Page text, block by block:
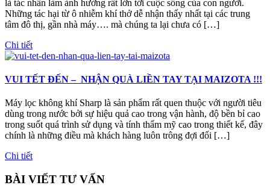
là tác nhân làm ảnh hưởng rất lớn tới cuộc sống của con người.
Những tác hại từ ô nhiễm khí thở dễ nhận thấy nhất tại các trung
tâm đô thị, gần nhà máy…. mà chúng ta lại chưa có […]
Chi tiết
VUI TẾT ĐẾN – NHẬN QUÀ LIỀN TAY TẠI MAIZOTA !!!
Máy lọc không khí Sharp là sản phẩm rất quen thuộc với người tiêu
dùng trong nước bởi sự hiệu quả cao trong vận hành, độ bền bỉ cao
trong suốt quá trình sử dụng và tính thẩm mỹ cao trong thiết kế, đây
chính là những điều mà khách hàng luôn trông đợi đối […]
Chi tiết
BÀI VIẾT TƯ VẤN